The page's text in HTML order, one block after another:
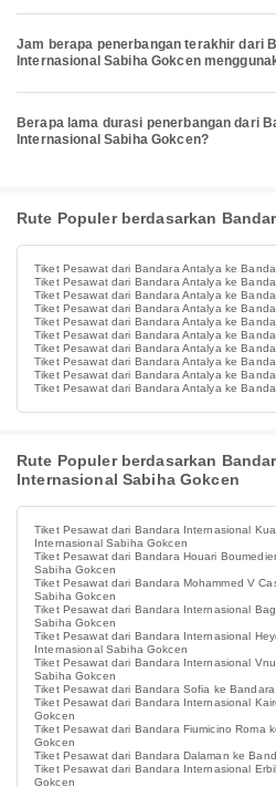
Jam berapa penerbangan terakhir dari
Internasional Sabiha Gokcen
Berapa lama durasi penerbangan dari
Internasional Sabiha Gokcen?
Rute Populer berdasarkan
Tiket Pesawat dari Bandara Antalya ke
Tiket Pesawat dari Bandara Antalya ke
Tiket Pesawat dari Bandara Antalya ke
Tiket Pesawat dari Bandara Antalya ke
Tiket Pesawat dari Bandara Antalya ke
Tiket Pesawat dari Bandara Antalya ke
Tiket Pesawat dari Bandara Antalya ke
Tiket Pesawat dari Bandara Antalya ke
Tiket Pesawat dari Bandara Antalya ke
Tiket Pesawat dari Bandara Antalya ke
Rute Populer berdasarkan
Internasional Sabiha Gokcen
Tiket Pesawat dari Bandara Internasional
Internasional Sabiha Gokcen
Tiket Pesawat dari Bandara Houari
Sabiha Gokcen
Tiket Pesawat dari Bandara Mohammed V
Sabiha Gokcen
Tiket Pesawat dari Bandara Internasional
Sabiha Gokcen
Tiket Pesawat dari Bandara Internasional
Internasional Sabiha Gokcen
Tiket Pesawat dari Bandara Internasional
Sabiha Gokcen
Tiket Pesawat dari Bandara Sofia ke
Tiket Pesawat dari Bandara Internasional
Gokcen
Tiket Pesawat dari Bandara Fiumicino Roma
Gokcen
Tiket Pesawat dari Bandara Dalaman ke
Tiket Pesawat dari Bandara Internasional
Gokcen